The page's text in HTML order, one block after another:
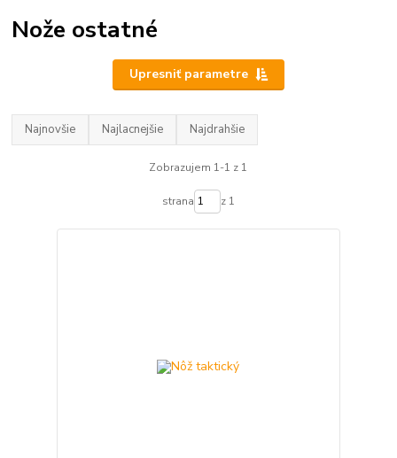
Nože ostatné
Upresniť parametre
Najnovšie Najlacnejšie Najdrahšie
Zobrazujem 1-1 z 1
strana z 1